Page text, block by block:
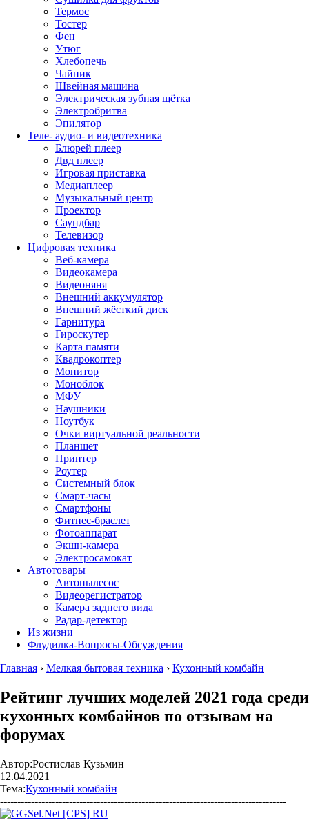
Термос
Тостер
Фен
Утюг
Хлебопечь
Чайник
Швейная машина
Электрическая зубная щётка
Электробритва
Эпилятор
Теле- аудио- и видеотехника
Блюрей плеер
Двд плеер
Игровая приставка
Медиаплеер
Музыкальный центр
Проектор
Саундбар
Телевизор
Цифровая техника
Веб-камера
Видеокамера
Видеоняня
Внешний аккумулятор
Внешний жёсткий диск
Гарнитура
Гироскутер
Карта памяти
Квадрокоптер
Монитор
Моноблок
МФУ
Наушники
Ноутбук
Очки виртуальной реальности
Планшет
Принтер
Роутер
Системный блок
Смарт-часы
Смартфоны
Фитнес-браслет
Фотоаппарат
Экшн-камера
Электросамокат
Автотовары
Автопылесос
Видеорегистратор
Камера заднего вида
Радар-детектор
Из жизни
Флудилка-Вопросы-Обсуждения
Главная › Мелкая бытовая техника › Кухонный комбайн
Рейтинг лучших моделей 2021 года среди
кухонных комбайнов по отзывам на
форумах
Автор:Ростислав Кузьмин
12.04.2021
Тема:Кухонный комбайн
-----------------------------------------------------------------------------------